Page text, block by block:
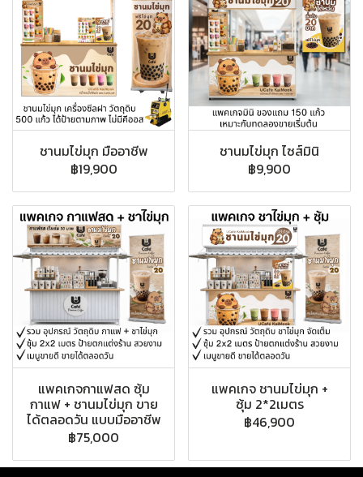
ชานมไข่มุก มืออาชีพ
฿19,900
ชานมไข่มุก ไซส์มินิ
฿9,900
แพคเกจกาแฟสด ซุ้ม
กาแฟ + ชานมไข่มุก ขาย
ได้ตลอดวัน แบบมืออาชีพ
฿75,000
แพคเกจ ชานมไข่มุก +
ซุ้ม 2*2เมตร
฿46,900